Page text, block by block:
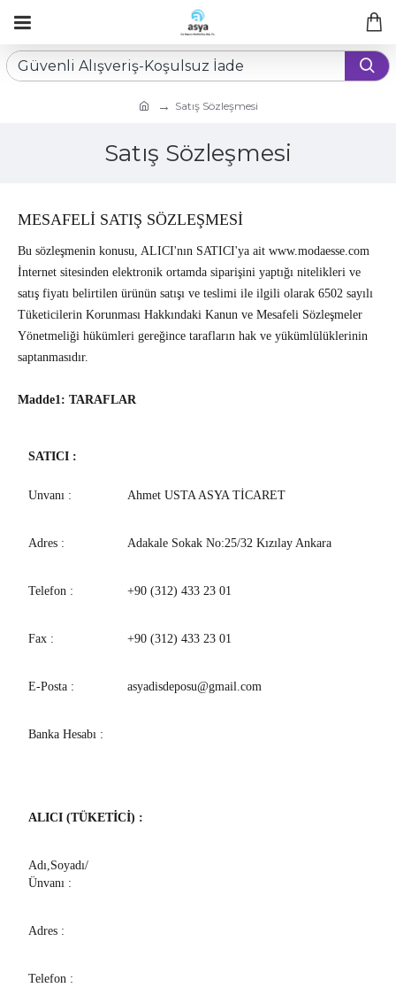
Satış Sözleşmesi
Satış Sözleşmesi
MESAFELİ SATIŞ SÖZLEŞMESİ
Bu sözleşmenin konusu, ALICI'nın SATICI'ya ait www.modaesse.com
İnternet sitesinden elektronik ortamda siparişini yaptığı nitelikleri ve
satış fiyatı belirtilen ürünün satışı ve teslimi ile ilgili olarak 6502 sayılı
Tüketicilerin Korunması Hakkındaki Kanun ve Mesafeli Sözleşmeler
Yönetmeliği hükümleri gereğince tarafların hak ve yükümlülüklerinin
saptanmasıdır.
Madde1: TARAFLAR
SATICI :
Unvanı : Ahmet USTA ASYA TİCARET
Adres : Adakale Sokak No:25/32 Kızılay Ankara
Telefon : +90 (312) 433 23 01
Fax : +90 (312) 433 23 01
E-Posta : asyadisdeposu@gmail.com
Banka Hesabı :
ALICI (TÜKETİCİ) :
Adı,Soyadı/
Ünvanı :
Adres :
Telefon :